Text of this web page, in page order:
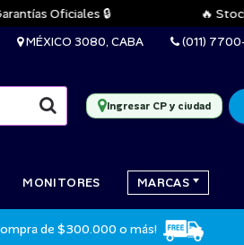
Oficiales 🔒 🔥 Stock
MÉXICO 3080, CABA (011)
Ingresar CP y ciudad
MONITORES MARCAS
de $300.000 o más!